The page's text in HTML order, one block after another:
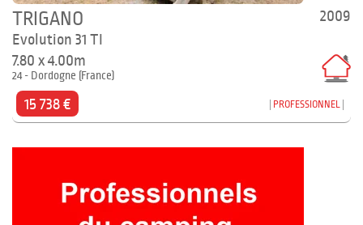
2009
TRIGANO
Evolution 31 TI
7.80 x 4.00m
24 - Dordogne (France)
15 738 € PROFESSIONNEL